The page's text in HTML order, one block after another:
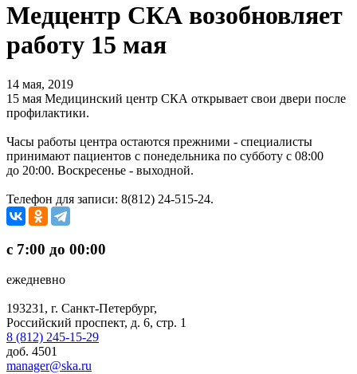
Медцентр СКА возобновляет
работу 15 мая
14 мая, 2019
15 мая Медицинский центр СКА открывает свои двери после
профилактики.
Часы работы центра остаются прежними - специалисты
принимают пациентов с понедельника по субботу с 08:00
до 20:00. Воскресенье - выходной.
Телефон для записи: 8(812) 24-515-24.
с 7:00 до 00:00
ежедневно
193231, г. Санкт-Петербург,
Российский проспект, д. 6, стр. 1
8 (812) 245-15-29
доб. 4501
manager@ska.ru